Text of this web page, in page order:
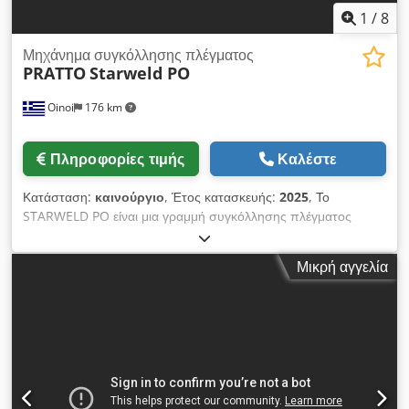
1 /8
Oinoi 176 km
Μηχάνημα συγκόλλησης πλέγματος
PRATTOStarweld PO
Πληροφορίες τιμής Καλέστε
Κατάσταση: καινούργιο, Έτος κατασκευής: 2025, Το
STARWELD PO είναι μια γραμμή συγκόλλησης πλέγματος
υψηλής απόδοσης για την παραγωγή σύρματος μεσαίου και
βαρέως βάρους ή ενισχυτικών πλεγμάτων. Είναι μια γραμμή
κατάλληλη για μεγάλες ανάγκες παραγωγής. Ο σχεδιασμός
χρησιμοποιηθούν στον κατασκευαστικό κλάδο.
Μικρή αγγελία